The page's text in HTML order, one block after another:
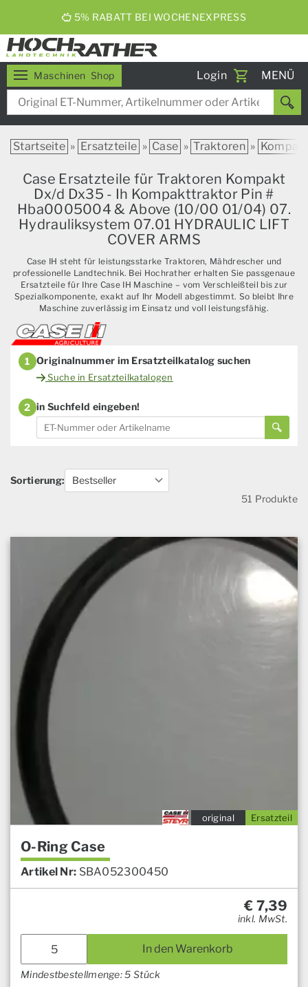
5% RABATT BEI WOCHENEXPRESS
Maschinen Shop Login
Toggle
MENÜ
Startseite » Ersatzteile » Case » Traktoren »
Case Ersatzteile für Traktoren Kompakt
Dx/d Dx35 - Ih Kompakttraktor Pin #
Hba0005004 & Above (10/00 01/04) 07.
Hydrauliksystem 07.01 HYDRAULIC LIFT
COVER ARMS
Case IH steht für leistungsstarke Traktoren, Mähdrescher und
professionelle Landtechnik. Bei Hochrather erhalten Sie passgenaue
Ersatzteile für Ihre Case IH Maschine – vom Verschleißteil bis zur
Spezialkomponente, exakt auf Ihr Modell abgestimmt. So bleibt Ihre
Maschine zuverlässig im Einsatz und voll leistungsfähig.
1 Originalnummer im Ersatzteilkatalog suchen
Suche in Ersatzteilkatalogen
2 in Suchfeld eingeben!
Sortierung:
51 Produkte
Ersatzteil
original
O-Ring Case
Artikel Nr: SBA052300450
€ 7,39
inkl. MwSt.
In den Warenkorb
Mindestbestellmenge: 5 Stück